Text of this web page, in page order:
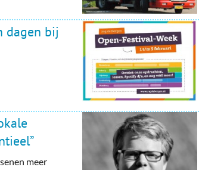
dagen bij
meer